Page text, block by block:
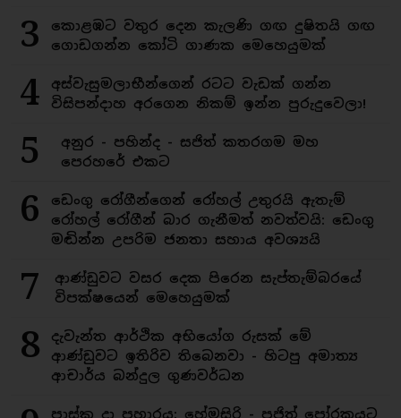
3
කොළඹට වතුර දෙන කැලණි ගඟ දුෂිතයි ගඟ
ගොඩගන්න කෝටි ගාණක මෙහෙයුමක්
4
අස්වැසුමලාභීන්ගෙන් රටට වැඩක් ගන්න
විසිපන්දාහ අරගෙන නිකම් ඉන්න පුරුදුවෙලා!
5
අනුර - පහින්ද - සජිත් කතරගම මහ
පෙරහරේ එකට
6
ඩෙංගු රෝගීන්ගෙන් රෝහල් උතුරයි ඇතැම්
රෝහල් රෝගීන් බාර ගැනීමත් නවත්වයි: ඩෙංගු
මඬින්න උපරිම ජනතා සහාය අවශ්‍යයි
7
ආණ්ඩුවට වසර දෙක පිරෙන සැප්තැම්බරයේ
විපක්ෂයෙන් මෙහෙයුමක්
8
දැවැන්ත ආර්ථික අභියෝග රුසක් මේ
ආණ්ඩුවට ඉතිරිව තිබෙනවා - හිටපු අමාත්‍ය
ආචාර්ය බන්දුල ගුණවර්ධන
පාස්කු දා ප්‍රහාරය: හේමසිරි - පූජිත් පෝරකයට